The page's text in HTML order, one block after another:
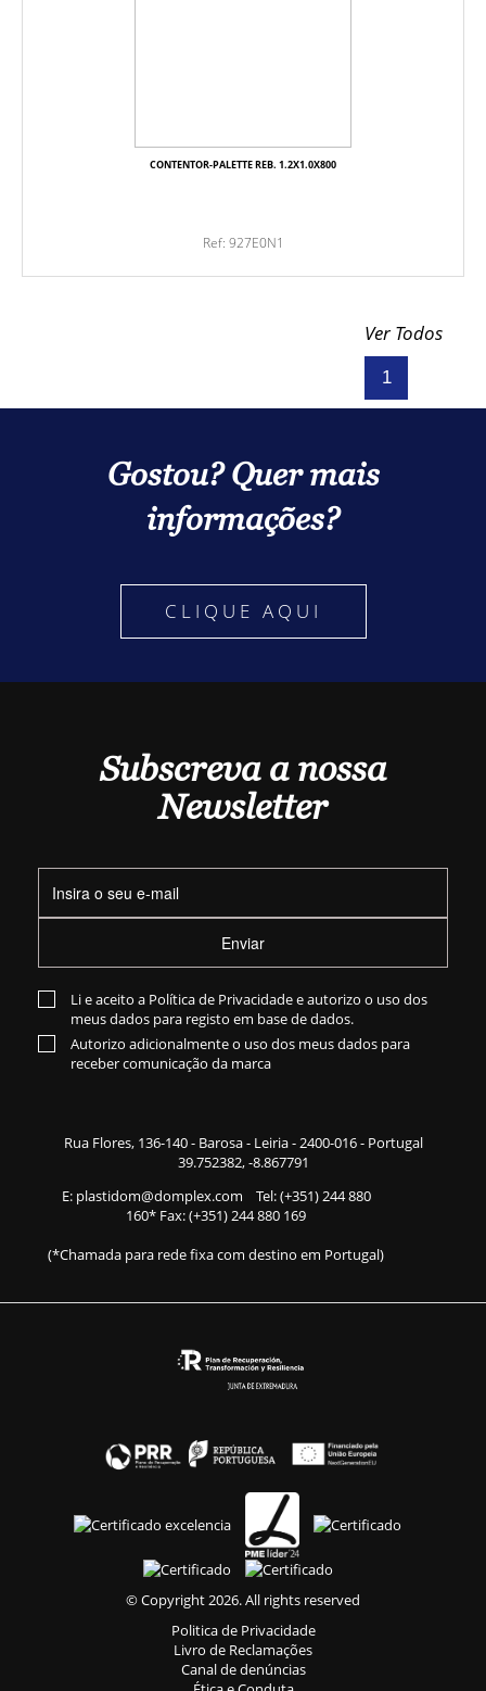
CONTENTOR-PALETTE REB. 1.2X1.0X800
Ref: 927E0N1
Ver Todos
1
Gostou? Quer mais
informações?
CLIQUE AQUI
Subscreva a nossa
Newsletter
Enviar
Li e aceito a Política de Privacidadee autorizo o uso dos
meus dados para registo em base de dados.
Autorizo adicionalmente o uso dos meus dados para
receber comunicação da marca
Rua Flores, 136-140- Barosa - Leiria - 2400-016 - Portugal
39.752382, -8.867791
E: plastidom@domplex.com Tel:(+351) 244 880
160* Fax: (+351) 244 880 169
(*Chamada para rede fixa com destino em Portugal)
© Copyright 2026. All rights reserved
Politica de Privacidade
Livro de Reclamações
Canal de denúncias